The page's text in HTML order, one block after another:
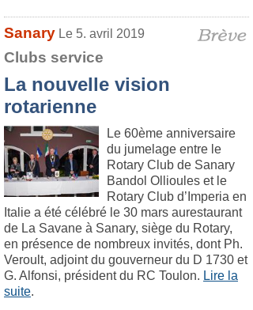
Sanary Le 5. avril 2019
Clubs service
La nouvelle vision
rotarienne
Le 60ème anniversaire
du jumelage entre le
Rotary Club de Sanary
Bandol Ollioules et le
Rotary Club d’Imperia en
Italie a été célébré le 30 mars aurestaurant
de La Savane à Sanary, siège du Rotary,
en présence de nombreux invités, dont Ph.
Veroult, adjoint du gouverneur du D 1730 et
G. Alfonsi, président du RC Toulon. Lire la
suite.